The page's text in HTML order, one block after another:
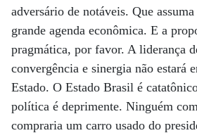
adversário de notáveis. Que
grande agenda econômica. E a
pragmática, por favor. A liderança
convergência e sinergia não estará
Estado. O Estado Brasil é
política é deprimente. Ninguém
compraria um carro usado do